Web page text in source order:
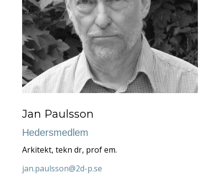
Jan Paulsson
Hedersmedlem
Arkitekt, tekn dr, prof em.
jan.paulsson@2d-p.se